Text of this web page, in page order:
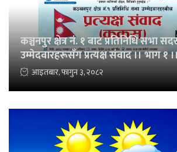
कञ्चनपुर क्षेत्र नं. १ बाट प्रतिनिधि सभा
उम्मेदवारहरूसँग प्रत्यक्ष संवाद ।। भाग १
आइतबार, फागुन ३, २०८२